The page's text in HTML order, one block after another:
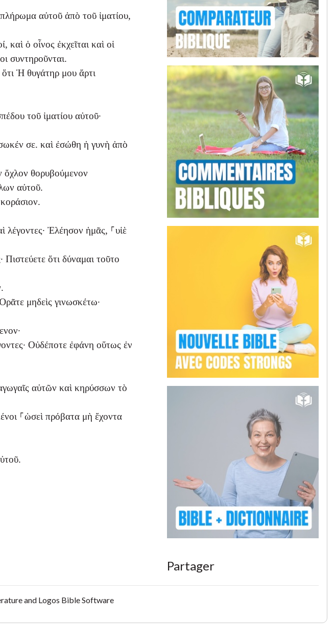
πλήρωμα αὐτοῦ ἀπὸ τοῦ ἱματίου,
καὶ ὁ οἶνος ἐκχεῖται καὶ οἱ
συντηροῦνται.
Ἡ θυγάτηρ μου ἄρτι
τοῦ ἱματίου αὐτοῦ·
σε. καὶ ἐσώθη ἡ γυνὴ ἀπὸ
ὄχλον θορυβούμενον
αὐτοῦ.
λέγοντες· Ἐλέησον ἡμᾶς, ⸀υἱὲ
Πιστεύετε ὅτι δύναμαι τοῦτο
μηδεὶς γινωσκέτω·
Οὐδέποτε ἐφάνη οὕτως ἐν
αὐτῶν καὶ κηρύσσων τὸ
⸀ὡσεὶ πρόβατα μὴ ἔχοντα
Partager
and Logos Bible Software